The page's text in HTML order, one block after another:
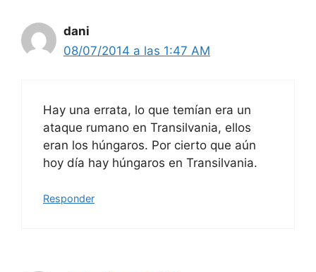
dani
08/07/2014 a las 1:47 AM
Hay una errata, lo que temían era un
ataque rumano en Transilvania, ellos
eran los húngaros. Por cierto que aún
hoy día hay húngaros en Transilvania.
Responder